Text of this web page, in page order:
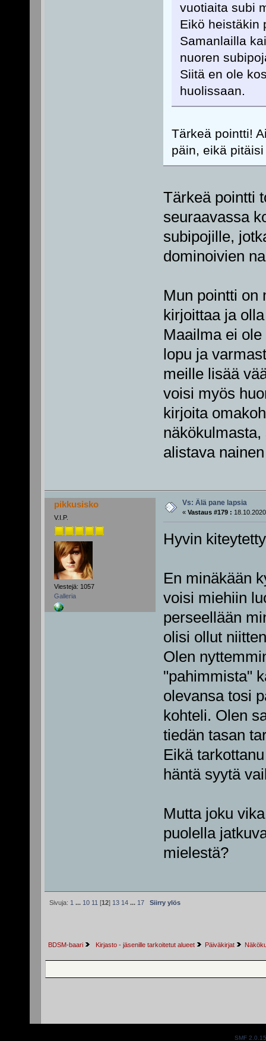
vuotiaita subi
Eikö heistäkin
Samanlailla
nuoren
Siitä en ole
huolissaan.
Tärkeä pointti!
päin, eikä
Tärkeä pointti
seuraavassa
subipojille,
dominoivien
Mun pointti on
kirjoittaa ja
Maailma ei
lopu ja
meille lisää
voisi myös
kirjoita
alistava
pikkusisko
V.I.P.
Viestejä: 1057
Galleria
Vs: Älä pane lapsia
« Vastaus #179 :
Hyvin
En minäkään
voisi miehiin
perseellään
olisi ollut
Olen
"pahimmista"
olevansa tosi
kohteli. Olen
tiedän tasan
Eikä
häntä syytä
Mutta joku
puolella
mielestä?
Sivuja: 1 ... 10 11 [12] 13 14 ... 17 Siirry ylös
BDSM-baari Kirjasto - jäsenille tarkoitetut alueet Päiväkirjat
SMF 2.0.15